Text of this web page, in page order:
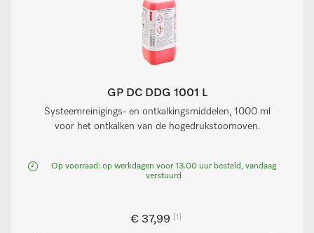
GP DC DDG 1001 L
Systeemreinigings- en ontkalkingsmiddelen, 1000 ml
voor het ontkalken van de hogedrukstoomoven.
Op voorraad: op werkdagen voor 13.00 uur besteld, vandaag
verstuurd
€ 37,99 [1]